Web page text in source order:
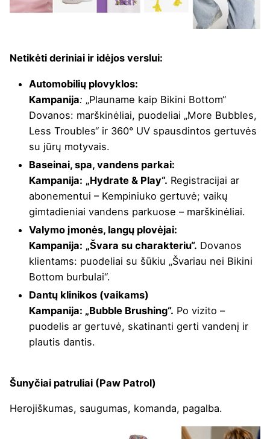
Netikėti deriniai ir idėjos verslui:
Automobilių plovyklos:
Kampanija: „Plauname kaip Bikini Bottom“
Dovanos: marškinėliai, puodeliai „More Bubbles,
Less Troubles“ ir 360° UV spausdintos gertuvės
su jūrų motyvais.
Baseinai, spa, vandens parkai:
Kampanija: „Hydrate & Play“. Registracijai ar
abonementui – Kempiniuko gertuvė; vaikų
gimtadieniai vandens parkuose – marškinėliai.
Valymo įmonės, langų plovėjai:
Kampanija: „Švara su charakteriu“. Dovanos
klientams: puodeliai su šūkiu „Švariau nei Bikini
Bottom burbulai“.
Dantų klinikos (vaikams)
Kampanija: „Bubble Brushing“. Po vizito –
puodelis ar gertuvė, skatinanti gerti vandenį ir
plautis dantis.
Šunyčiai patruliai (Paw Patrol)
Herojiškumas, saugumas, komanda, pagalba.